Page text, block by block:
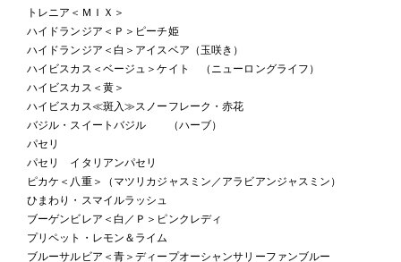
トレニア＜ＭＩＸ＞
ハイドランジア＜Ｐ＞ピーチ姫
ハイドランジア＜白＞アイスベア（玉咲き）
ハイビスカス＜ベージュ＞ケイト （ニューロングライフ）
ハイビスカス＜黄＞
ハイビスカス≪斑入≫スノーフレーク・赤花
バジル・スイートバジル （ハーブ）
パセリ
パセリ イタリアンパセリ
ピカケ＜八重＞（マツリカジャスミン／アラビアンジャスミン）
ひまわり・スマイルラッシュ
ブーゲンビレア＜白／Ｐ＞ピンクレディ
プリペット・レモン＆ライム
ブルーサルビア＜青＞ディープオーシャンサリーファンブルー